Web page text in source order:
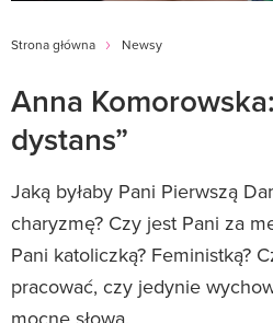
Strona główna Newsy
Anna
dystans”
Jaką byłaby Pani Pierwszą
charyzmę? Czy jest Pani za
Pani katoliczką? Feministką?
pracować, czy jedynie